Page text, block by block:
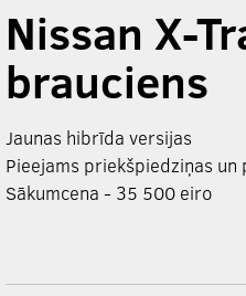
Nissan X-
brauciens
Jaunas hibrīda versijas
Pieejams priekšpiedziņas
Sākumcena - 35 500 eiro